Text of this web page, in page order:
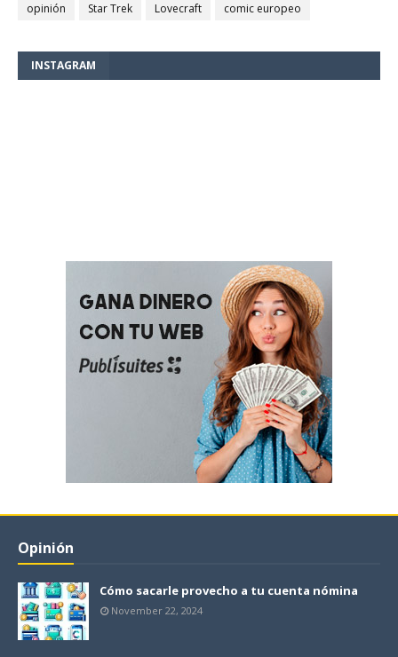
opinión
Star Trek Lovecraft comic europeo
INSTAGRAM
Opinión
Cómo sacarle provecho a tu cuenta nómina
November 22, 2024